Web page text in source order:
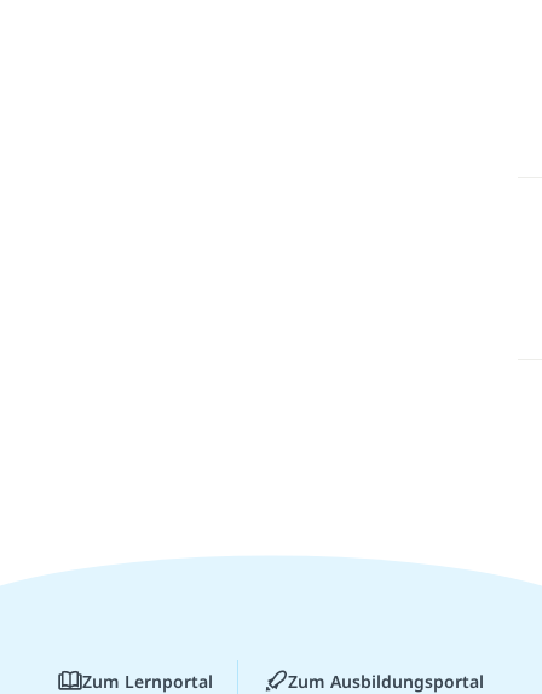
Zum Lernportal Zum Ausbildungsportal